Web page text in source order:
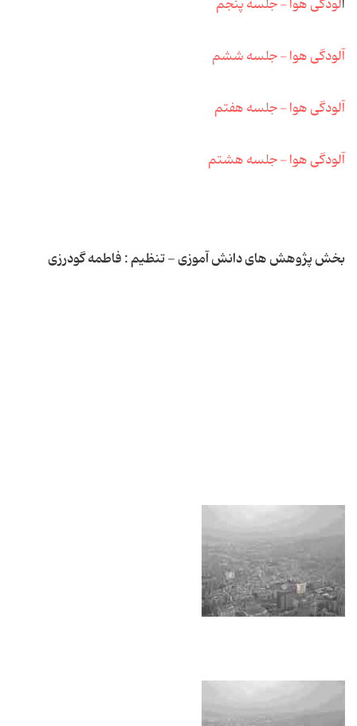
آلودگی هوا - جلسه پنجم
آلودگی هوا - جلسه ششم
آلودگی هوا - جلسه هفتم
آلودگی هوا - جلسه هشتم
بخش پژوهش های دانش آموزی - تنظیم : فاطمه گودرزی